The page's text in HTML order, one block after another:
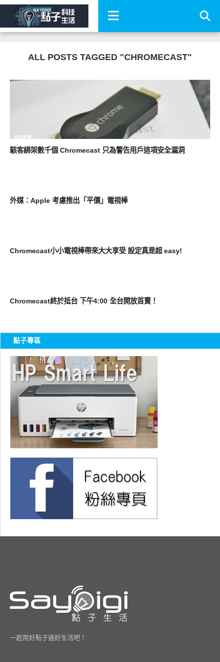
ALL POSTS TAGGED "CHROMECAST"
科技速報
駭客綁架數千個 Chromecast 只為警告用戶這項安全漏洞
外媒：Apple 考慮推出「平價」電視棒
Chromecast小小電視棒帶來大大享受 設定真是超 easy!
Chromecast終於抵台 下午4:00 全台開放首賣！
點子專區
一起用好點子過好生活吧！